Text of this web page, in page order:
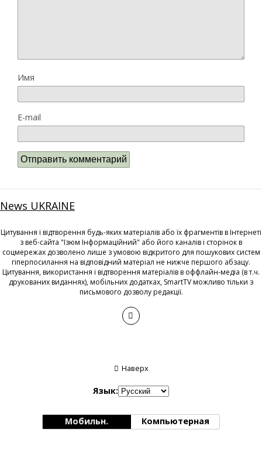
Имя
E-mail
News UKRAINE
Цитування і відтворення будь-яких матеріалів або їх фрагментів в Інтернеті
з веб-сайта "Ізюм Інформаційний" або його каналів і сторінок в
соцмережах дозволено лише з умовою відкритого для пошукових систем
гіперпосилання на відповідний матеріал не нижче першого абзацу.
Цитування, використання і відтворення матеріалів в оффлайн-медіа (в т.ч.
друкованих виданнях), мобільних додатках, SmartTV можливо тільки з
письмового дозволу редакції.
Наверх
Язык:
Мобильн. Компьютерная